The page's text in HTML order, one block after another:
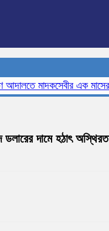
মাদকসেবীর এক মাসের
দামে হঠাৎ